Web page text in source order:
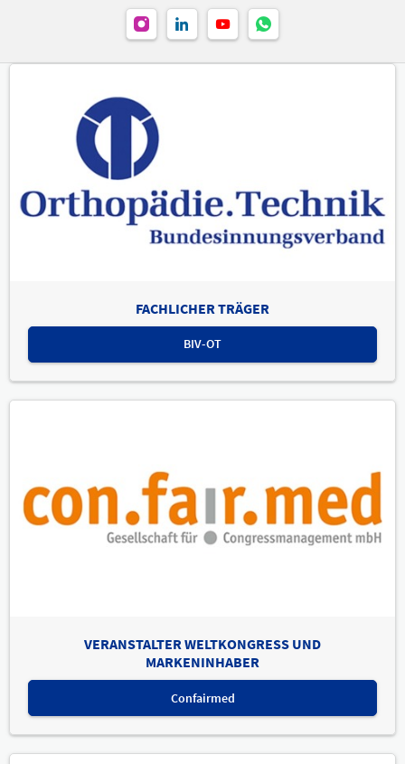
FACHLICHER TRÄGER
BIV-OT
VERANSTALTER WELTKONGRESS UND
MARKENINHABER
Confairmed